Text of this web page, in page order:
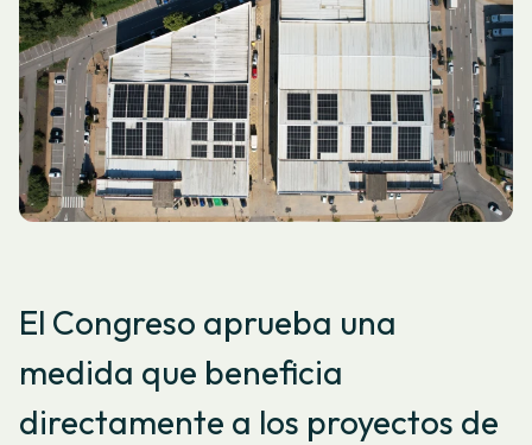
El Congreso aprueba una
medida que beneficia
directamente a los proyectos de